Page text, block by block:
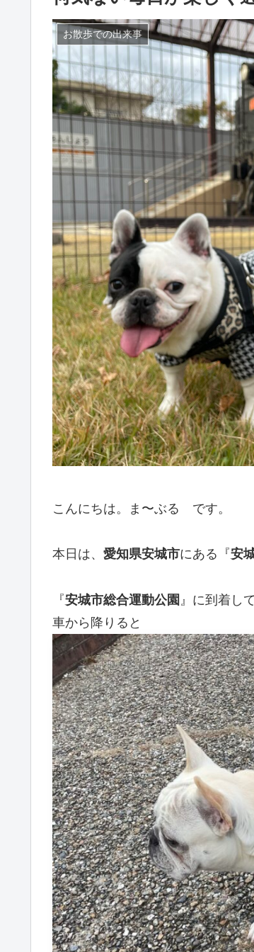
お散歩での出来事
こんにちは。ま〜ぶる です。
本日は、 愛知県安城市にある『安
『安城市総合運動公園 』に到着して
車から降りると